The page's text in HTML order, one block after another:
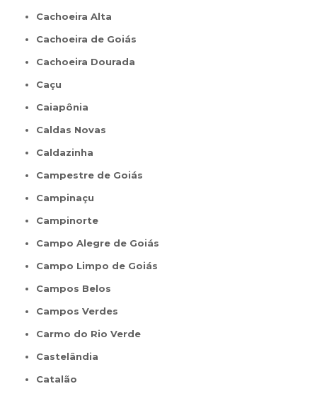
Cachoeira Alta
Cachoeira de Goiás
Cachoeira Dourada
Caçu
Caiapônia
Caldas Novas
Caldazinha
Campestre de Goiás
Campinaçu
Campinorte
Campo Alegre de Goiás
Campo Limpo de Goiás
Campos Belos
Campos Verdes
Carmo do Rio Verde
Castelândia
Catalão